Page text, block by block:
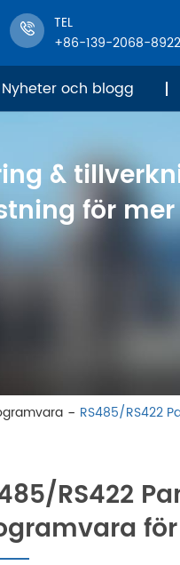
TEL
+86-139-2068-8922
Nyheter och blogg
&
för
RS485/RS422
RS422